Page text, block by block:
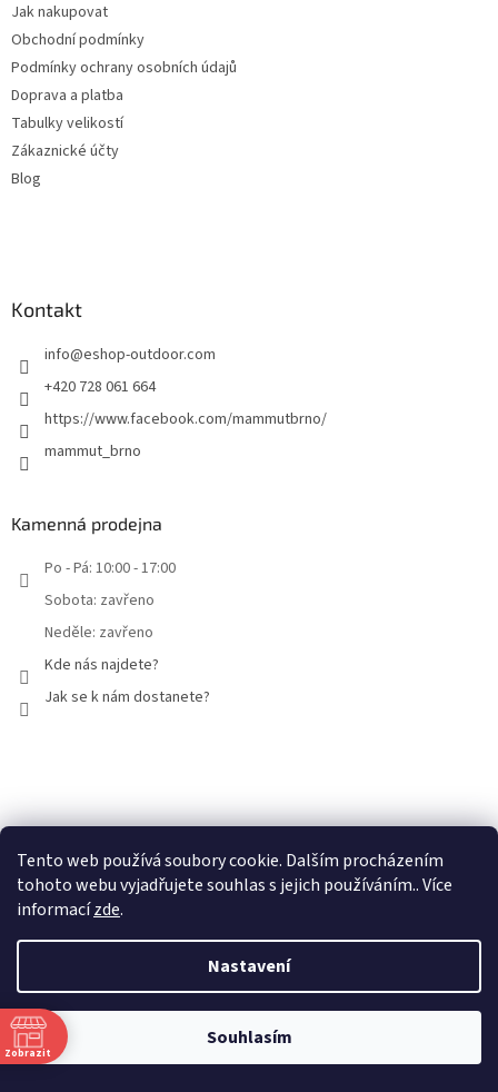
Tento web používá soubory cookie. Dalším procházením
tohoto webu vyjadřujete souhlas s jejich používáním.. Více
informacízde.
Nastavení
Souhlasím
Jak nakupovat
Obchodní podmínky
Podmínky ochrany osobních údajů
Doprava a platba
Tabulky velikostí
Zákaznické účty
Blog
Kontakt
info@eshop-outdoor.com
+420 728 061 664
https://www.facebook.com/mammutbrno/
mammut_brno
Kamenná prodejna
Po - Pá: 10:00 - 17:00
Sobota: zavřeno
Neděle: zavřeno
Kde nás najdete?
Jak se k nám dostanete?
Facebook
Vytvořil Shoptet
Copyright 2026 Mammut Brno. Všechna práva vyhrazena.
Zobrazit